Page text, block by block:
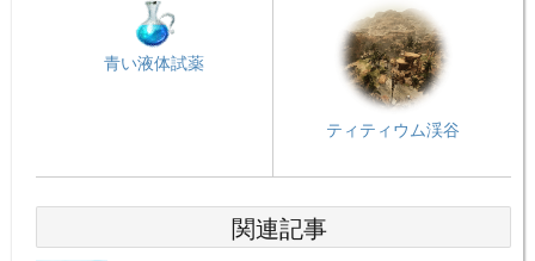
青い液体試薬
ティティウム渓谷
関連記事